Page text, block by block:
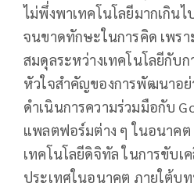
ไม่พึ่งพาเทคโนโลยีมากเกินไ
จนขาดทักษะในการคิด เพรา
สมดุลระหว่างเทคโนโลยีกับ
หัวใจสำคัญของการพัฒนาอย่
ดำเนินการความร่วมมือกับ
แพลตฟอร์มต่าง ๆ ในอนาคต
เทคโนโลยีดิจิทัล ในการขับเ
ประเทศในอนาคต ภายใต้บ